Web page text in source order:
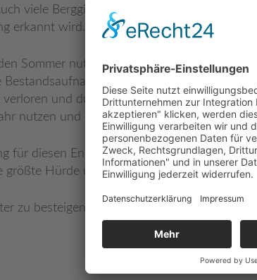
viele Berggipfel sind auf einfachen
erkannt wird.
Sommer nutzen, um sich mit
Bestandsaufnahme vom aktuellen Jahr
und durch welche neuen könnten
nutzen und noch einmal Ihren Fokus auf
für diesen Endspurt wäre beispielsweise,
Hürde und sollte bereits jetzt
zu besteigen, wenn die Vorbereitung gut